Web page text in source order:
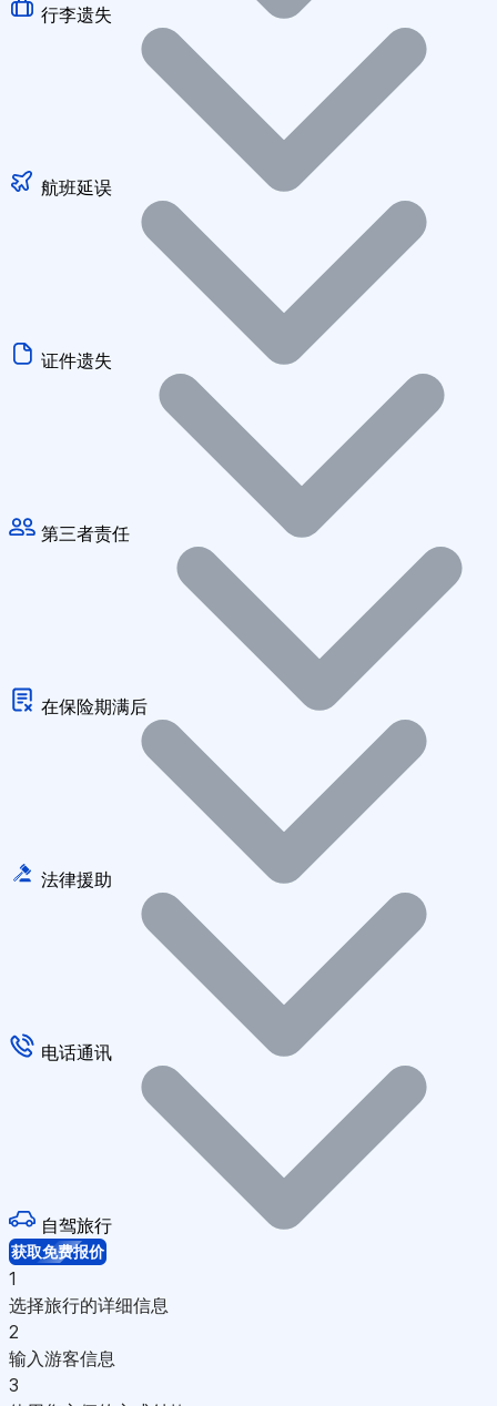
行李遗失
航班延误
证件遗失
第三者责任
在保险期满后
法律援助
电话通讯
自驾旅行
获取免费报价
1
选择旅行的详细信息
2
输入游客信息
3